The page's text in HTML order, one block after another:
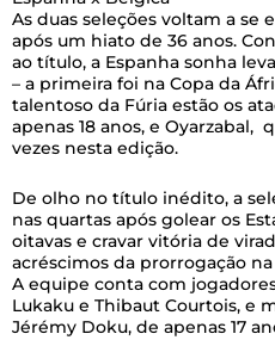
As duas seleções voltam a
após um hiato de 36 anos.
ao título, a Espanha sonha
– a primeira foi na Copa da
talentoso da Fúria estão os
apenas 18 anos, e Oyarzabal,
vezes nesta edição.
De olho no título inédito, a
nas quartas após golear os
oitavas e cravar vitória de
acréscimos da prorrogação
A equipe conta com
Lukaku e Thibaut Courtois, e
Jérémy Doku, de apenas 17